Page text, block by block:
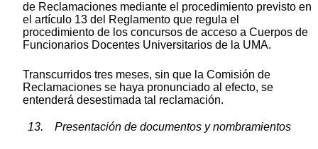
de Reclamaciones mediante el procedimiento previsto en
el artículo 13 del Reglamento que regula el
procedimiento de los concursos de acceso a Cuerpos de
Funcionarios Docentes Universitarios de la UMA.
Transcurridos tres meses, sin que la Comisión de
Reclamaciones se haya pronunciado al efecto, se
entenderá desestimada tal reclamación.
13. Presentación de documentos y nombramientos